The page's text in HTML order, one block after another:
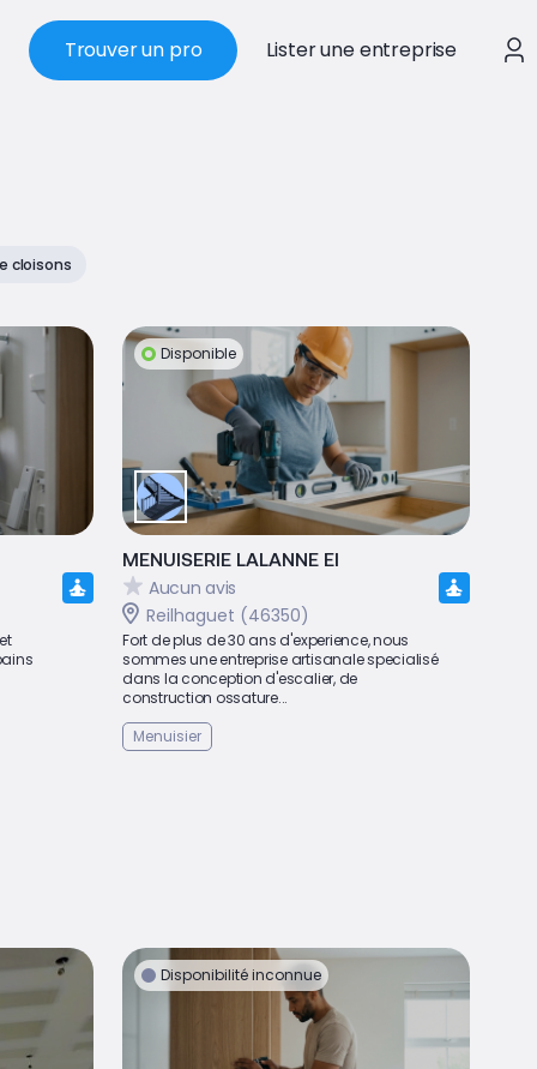
Trouver un pro Lister une entreprise
cloisons
Disponible
MENUISERIE LALANNE EI
Aucun avis
Reilhaguet (46350)
Fort de plus de 30 ans d'experience, nous
sommes une entreprise artisanale specialisé
dans la conception d'escalier, de
construction ossature...
Menuisier
Disponibilité inconnue